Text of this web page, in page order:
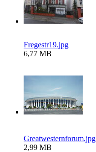
Fregestr19.jpg
6,77 MB
Greatwesternforum.jpg
2,99 MB